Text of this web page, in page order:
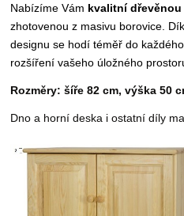
Nabízíme Vám kvalitní
zhotovenou z masivu borovice.
designu se hodí téměř do
rozšíření vašeho úložného
Rozměry: šíře 82 cm, výška 50
Dno a horní deska i ostatní díly